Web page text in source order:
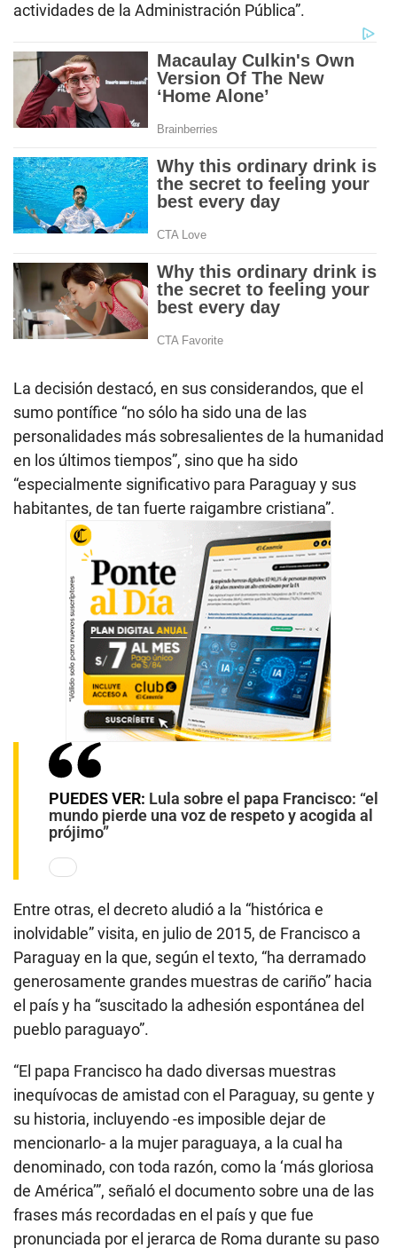
actividades de la Administración Pública”.
La decisión destacó, en sus considerandos, que el
sumo pontífice “no sólo ha sido una de las
personalidades más sobresalientes de la humanidad
en los últimos tiempos”, sino que ha sido
“especialmente significativo para Paraguay y sus
habitantes, de tan fuerte raigambre cristiana”.
PUEDES VER: Lula sobre el papa Francisco: “el
mundo pierde una voz de respeto y acogida al
prójimo”
Entre otras, el decreto aludió a la “histórica e
inolvidable” visita, en julio de 2015, de Francisco a
Paraguay en la que, según el texto, “ha derramado
generosamente grandes muestras de cariño” hacia
el país y ha “suscitado la adhesión espontánea del
pueblo paraguayo”.
“El papa Francisco ha dado diversas muestras
inequívocas de amistad con el Paraguay, su gente y
su historia, incluyendo -es imposible dejar de
mencionarlo- a la mujer paraguaya, a la cual ha
denominado, con toda razón, como la ‘más gloriosa
de América’”, señaló el documento sobre una de las
frases más recordadas en el país y que fue
pronunciada por el jerarca de Roma durante su paso